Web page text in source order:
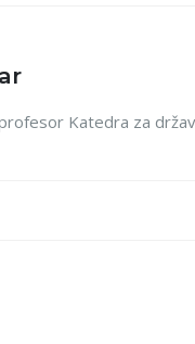
Katedra za